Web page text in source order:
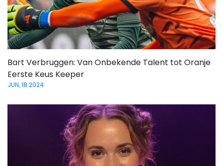
Bart Verbruggen: Van Onbekende Talent tot Oranje
Eerste Keus Keeper
JUN, 18 2024